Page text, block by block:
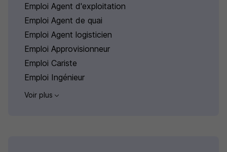
Emploi Agent d'exploitation
Emploi Agent de quai
Emploi Agent logisticien
Emploi Approvisionneur
Emploi Cariste
Emploi Ingénieur
Voir plus